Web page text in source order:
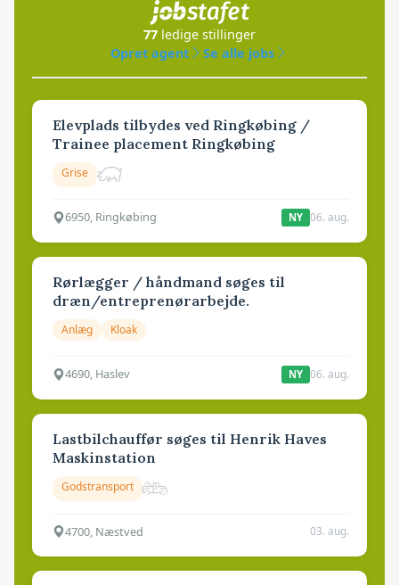
77 ledige stillinger
Opret agent
Se alle jobs
Elevplads tilbydes ved Ringkøbing /
Trainee placement Ringkøbing
Grise
6950, Ringkøbing NY 06. aug.
Rørlægger / håndmand søges til
dræn/entreprenørarbejde.
Anlæg Kloak
4690, Haslev NY 06. aug.
Lastbilchauffør søges til Henrik Haves
Maskinstation
Godstransport
4700, Næstved 03. aug.